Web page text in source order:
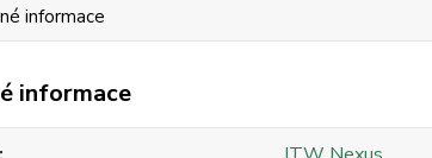
informace
informace